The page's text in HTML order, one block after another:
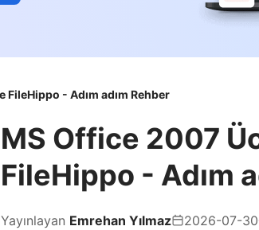
- Adım adım Rehber
MS Office 2007
FileHippo - Adım
Yayınlayan Emrehan Yılmaz 2026-07-30